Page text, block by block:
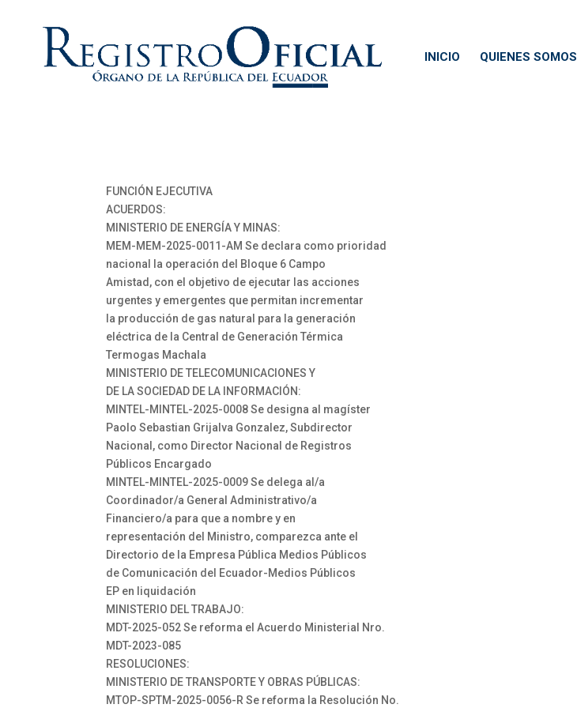
INICIO QUIENES SOMOS
FUNCIÓN EJECUTIVA
ACUERDOS:
MINISTERIO DE ENERGÍA Y MINAS:
MEM-MEM-2025-0011-AM Se declara como prioridad
nacional la operación del Bloque 6 Campo
Amistad, con el objetivo de ejecutar las acciones
urgentes y emergentes que permitan incrementar
la producción de gas natural para la generación
eléctrica de la Central de Generación Térmica
Termogas Machala
MINISTERIO DE TELECOMUNICACIONES Y
DE LA SOCIEDAD DE LA INFORMACIÓN:
MINTEL-MINTEL-2025-0008 Se designa al magíster
Paolo Sebastian Grijalva Gonzalez, Subdirector
Nacional, como Director Nacional de Registros
Públicos Encargado
MINTEL-MINTEL-2025-0009 Se delega al/a
Coordinador/a General Administrativo/a
Financiero/a para que a nombre y en
representación del Ministro, comparezca ante el
Directorio de la Empresa Pública Medios Públicos
de Comunicación del Ecuador-Medios Públicos
EP en liquidación
MINISTERIO DEL TRABAJO:
MDT-2025-052 Se reforma el Acuerdo Ministerial Nro.
MDT-2023-085
RESOLUCIONES:
MINISTERIO DE TRANSPORTE Y OBRAS PÚBLICAS:
MTOP-SPTM-2025-0056-R Se reforma la Resolución No.